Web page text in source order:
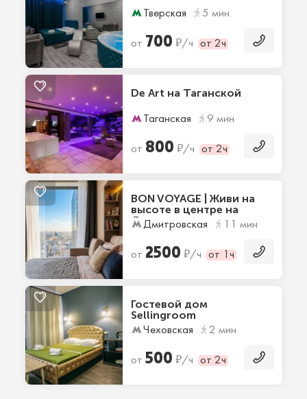
Тверская 5 мин
от 700 ₽/ч от 2ч
De Art на Таганской
Таганская 9 мин
от 800 ₽/ч от 2ч
BON VOYAGE | Живи на
высоте в центре на
Дмитровке
Дмитровская 11 мин
от 2500 ₽/ч от 1ч
Гостевой дом
Sellingroom
Чеховская 2 мин
от 500 ₽/ч от 2ч